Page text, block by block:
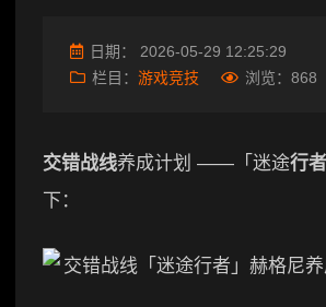
日期： 2026-05-29 12:25:29
栏目： 游戏竞技 浏览： 868
交错战线养成计划 ——「迷途行者
下：